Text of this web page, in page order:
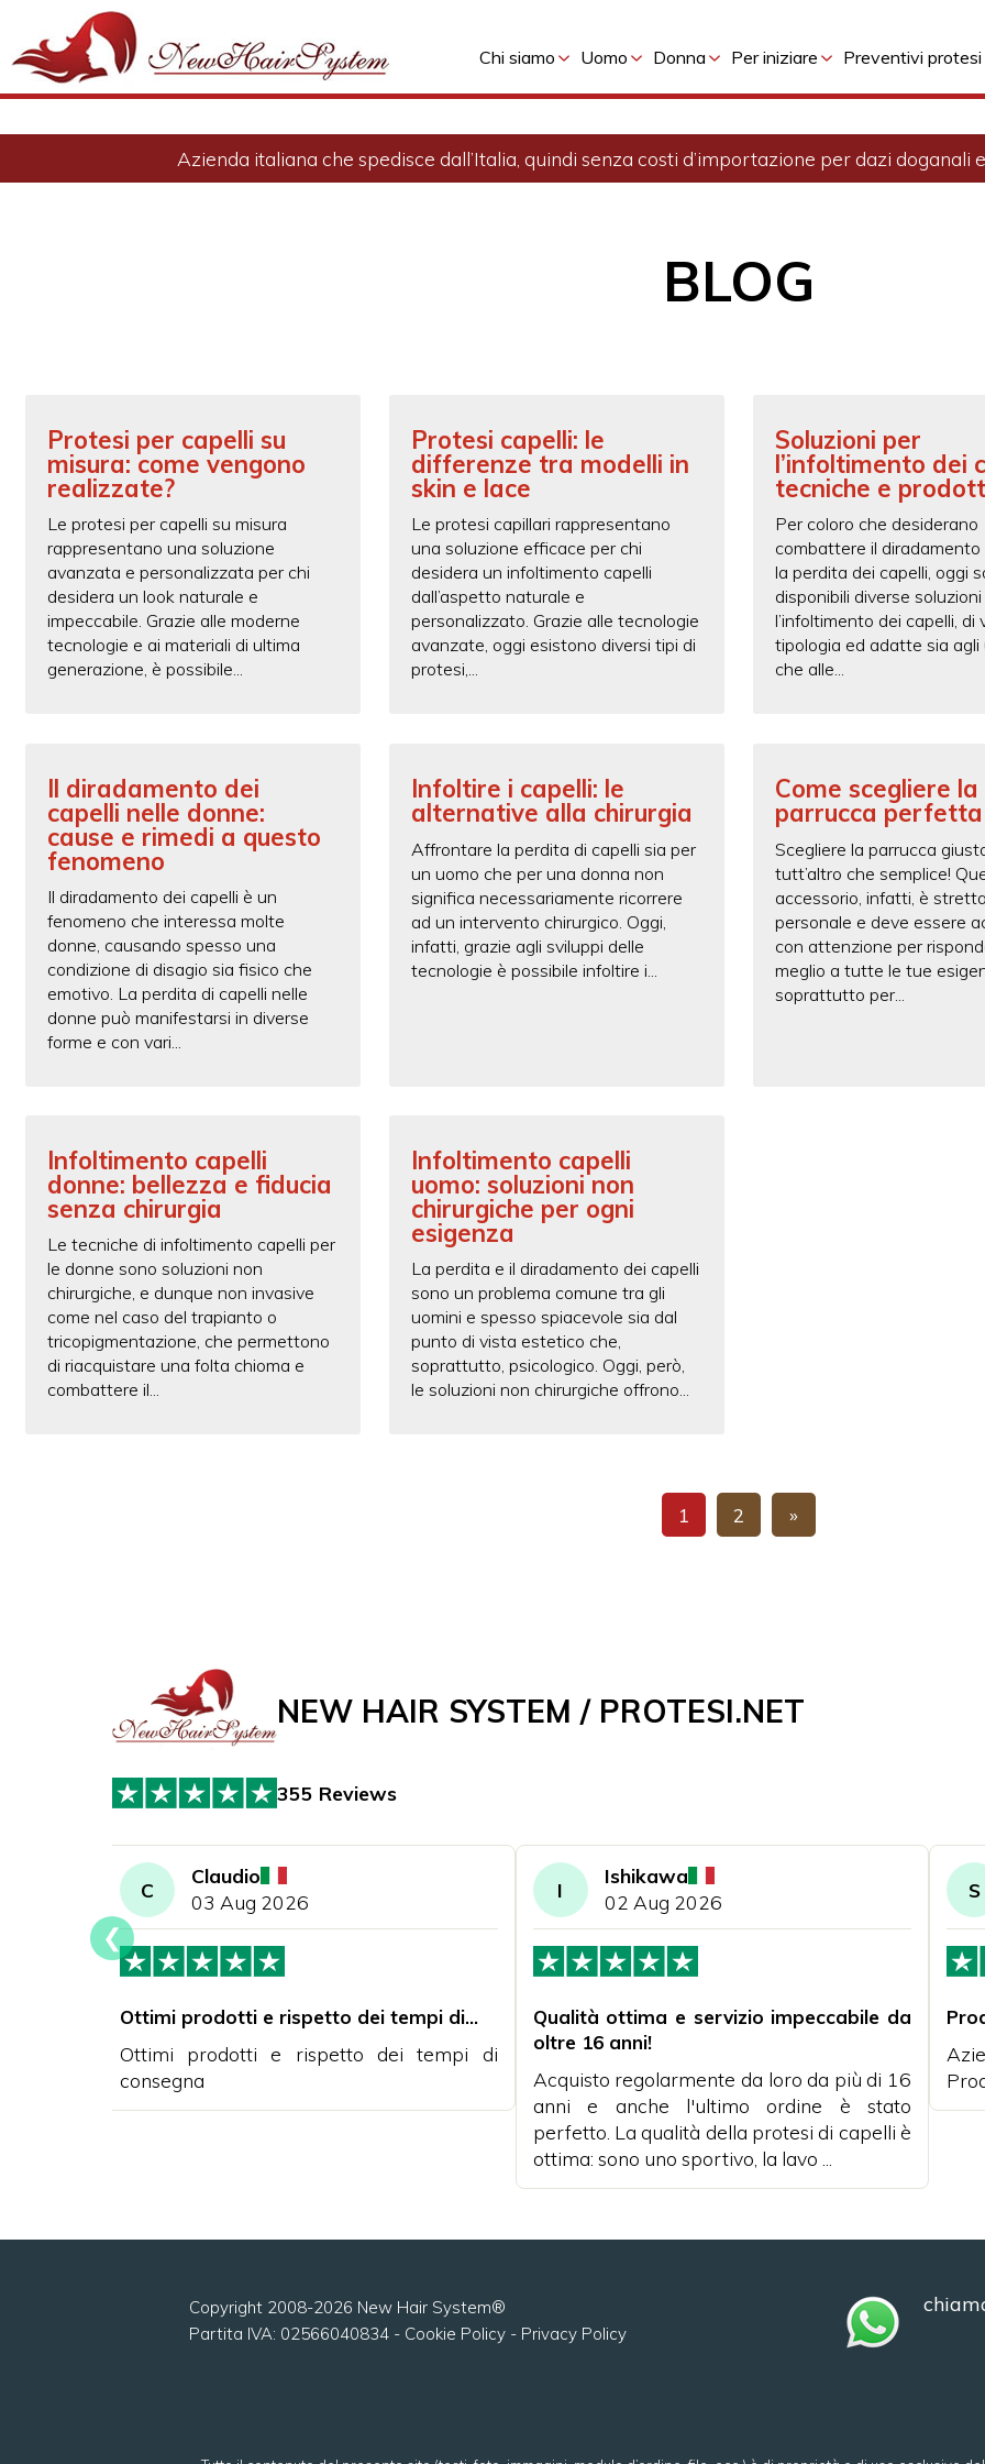
Chi siamo Uomo Donna Per iniziare Preventivi
Azienda italiana che spedisce dall’Italia, quindi senza costi d’importazione per dazi doganali
BLOG
Protesi per capelli su
misura: come vengono
realizzate?
Le protesi per capelli su misura
rappresentano una soluzione
avanzata e personalizzata per chi
desidera un look naturale e
impeccabile. Grazie alle moderne
tecnologie e ai materiali di ultima
generazione, è possibile...
Protesi capelli: le
differenze tra modelli in
skin e lace
Le protesi capillari rappresentano
una soluzione efficace per chi
desidera un infoltimento capelli
dall’aspetto naturale e
personalizzato. Grazie alle tecnologie
avanzate, oggi esistono diversi tipi di
protesi,...
Soluzioni per
l’infoltimento dei
tecniche e
Per coloro che desiderano
combattere il diradamento
la perdita dei capelli, oggi
disponibili diverse
l’infoltimento dei capelli, di
tipologia ed adatte sia agli
che alle...
Il diradamento dei
capelli nelle donne:
cause e rimedi a questo
fenomeno
Il diradamento dei capelli è un
fenomeno che interessa molte
donne, causando spesso una
condizione di disagio sia fisico che
emotivo. La perdita di capelli nelle
donne può manifestarsi in diverse
forme e con vari...
Infoltire i capelli: le
alternative alla chirurgia
Affrontare la perdita di capelli sia per
un uomo che per una donna non
significa necessariamente ricorrere
ad un intervento chirurgico. Oggi,
infatti, grazie agli sviluppi delle
tecnologie è possibile infoltire i...
Come scegliere la
parrucca
Scegliere la parrucca
tutt’altro che semplice!
accessorio, infatti, è
personale e deve essere
con attenzione per
meglio a tutte le tue
soprattutto per...
Infoltimento capelli
donne: bellezza e fiducia
senza chirurgia
Le tecniche di infoltimento capelli per
le donne sono soluzioni non
chirurgiche, e dunque non invasive
come nel caso del trapianto o
tricopigmentazione, che permettono
di riacquistare una folta chioma e
combattere il...
Infoltimento capelli
uomo: soluzioni non
chirurgiche per ogni
esigenza
La perdita e il diradamento dei capelli
sono un problema comune tra gli
uomini e spesso spiacevole sia dal
punto di vista estetico che,
soprattutto, psicologico. Oggi, però,
le soluzioni non chirurgiche offrono...
1 2 »
NEW HAIR SYSTEM / PROTESI.NET
355 Reviews
C
Claudio
03 Aug 2026
Ottimi prodotti e rispetto dei tempi di…
Ottimi prodotti e rispetto dei tempi di
consegna
I
Ishikawa
02 Aug 2026
Qualità ottima e servizio impeccabile da
oltre 16 anni!
Acquisto regolarmente da loro da più di 16
anni e anche l'ultimo ordine è stato
perfetto. La qualità della protesi di capelli è
ottima: sono uno sportivo, la lavo ...
S
❮
Copyright 2008-2026 New Hair System®
Partita IVA: 02566040834
Cookie Policy - Privacy Policy